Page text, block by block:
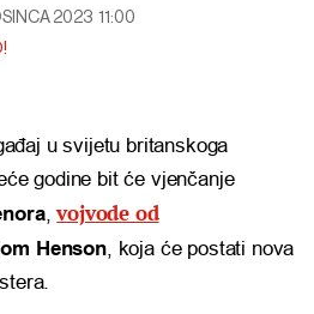
2023 11:00
u svijetu britanskoga
godine bit će vjenčanje
,vojvode od
Henson, koja će postati nova